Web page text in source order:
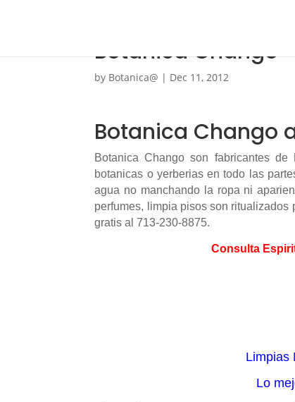
Botanica Chango
by Botanica@ | Dec 11, 2012
Botanica Chango
Botanica Chango son fabricantes
botanicas o yerberias en todo las
agua no manchando la ropa ni
perfumes, limpia pisos son ritualizados
gratis al 713-230-8875.
Consulta
Limpias
Lo